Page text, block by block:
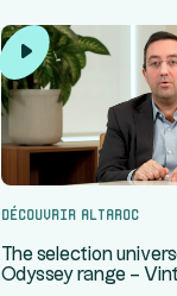
Découvrir Altaroc
The selection
Odyssey range –